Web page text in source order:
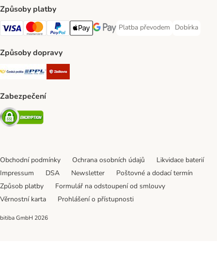
Způsoby platby
Visa Payment Method
mastercard Payment Method
PayPal Payment Method
Apple pay Payment Method
Google Pay Payment Method
Platba převodem
Platba převodem Payment
Dobírka
Dobírka
Způsoby dopravy
Česká pošta Shipping Method
PPL Shipping Method
Zabezpečení
Security
Obchodní podmínky Ochrana osobních údajů
Likvidace baterií
Impressum
DSA Newsletter
Poštovné a dodací termín
Způsob platby
Formulář na odstoupení od smlouvy
Věrnostní karta
Prohlášení o přístupnosti
bitiba GmbH 2026